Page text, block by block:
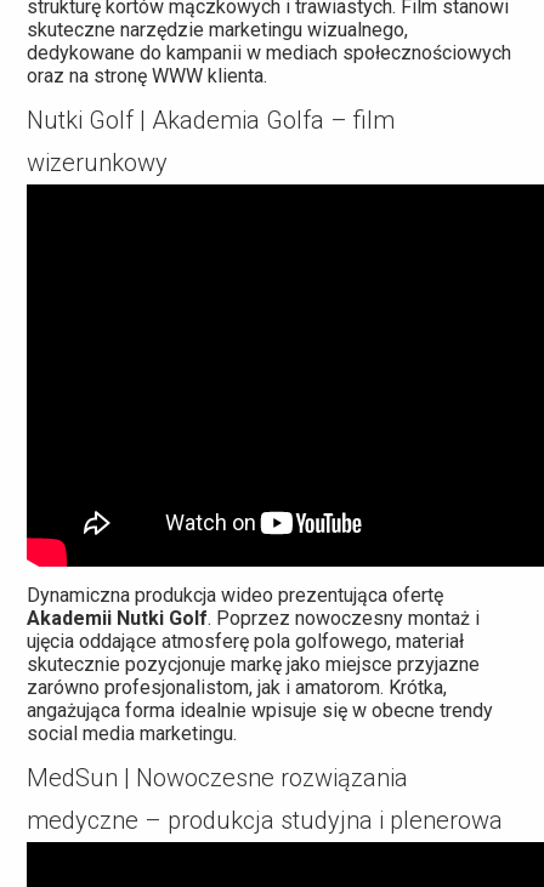
strukturę kortów mączkowych i trawiastych. Film stanowi
skuteczne narzędzie marketingu wizualnego,
dedykowane do kampanii w mediach społecznościowych
oraz na stronę WWW klienta.
Nutki Golf | Akademia Golfa – film
wizerunkowy
Dynamiczna produkcja wideo prezentująca ofertę
Akademii Nutki Golf. Poprzez nowoczesny montaż i
ujęcia oddające atmosferę pola golfowego, materiał
skutecznie pozycjonuje markę jako miejsce przyjazne
zarówno profesjonalistom, jak i amatorom. Krótka,
angażująca forma idealnie wpisuje się w obecne trendy
social media marketingu.
MedSun | Nowoczesne rozwiązania
medyczne – produkcja studyjna i plenerowa